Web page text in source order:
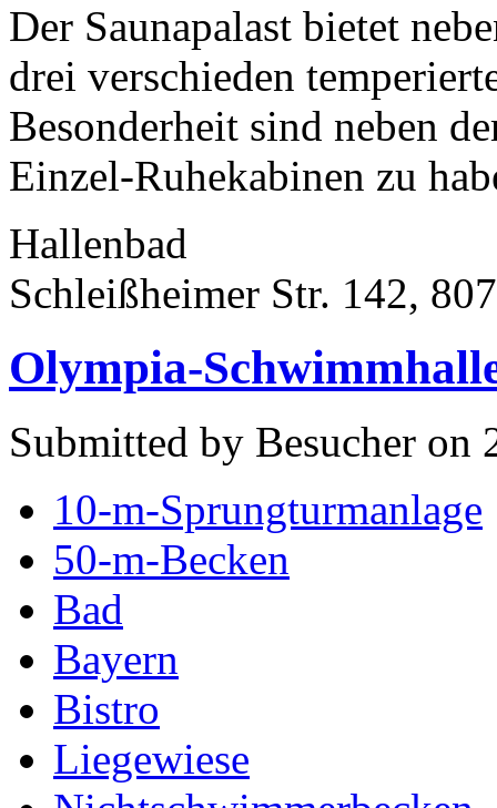
Der Saunapalast bietet
drei verschieden
Besonderheit sind neben
Einzel-Ruhekabinen zu
Hallenbad
Schleißheimer Str. 142,
Olympia-
Submitted by Besucher on
10-m-Sprungturmanlage
50-m-Becken
Bad
Bayern
Bistro
Liegewiese